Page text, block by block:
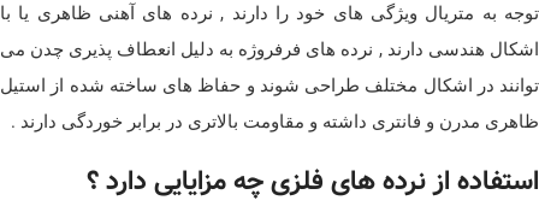
توجه به متریال ویژگی های خود را دارند , نرده های آهنی ظاهری یا با
اشکال هندسی دارند , نرده های فرفروژه به دلیل انعطاف پذیری چدن می
توانند در اشکال مختلف طراحی شوند و حفاظ های ساخته شده از استیل
ظاهری مدرن و فانتری داشته و مقاومت بالاتری در برابر خوردگی دارند .
استفاده از نرده های فلزی چه مزایایی دارد ؟